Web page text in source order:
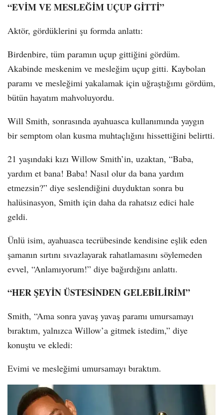
“EVİM VE MESLEĞİM UÇUP GİTTİ”
Aktör, gördüklerini şu formda anlattı:
Birdenbire, tüm paramın uçup gittiğini gördüm.
Akabinde meskenim ve mesleğim uçup gitti. Kaybolan
paramı ve mesleğimi yakalamak için uğraştığımı gördüm,
bütün hayatım mahvoluyordu.
Will Smith, sonrasında ayahuasca kullanımında yaygın
bir semptom olan kusma muhtaçlığını hissettiğini belirtti.
21 yaşındaki kızı Willow Smith’in, uzaktan, “Baba,
yardım et bana! Baba! Nasıl olur da bana yardım
etmezsin?” diye seslendiğini duyduktan sonra bu
halüsinasyon, Smith için daha da rahatsız edici hale
geldi.
Ünlü isim, ayahuasca tecrübesinde kendisine eşlik eden
şamanın sırtını sıvazlayarak rahatlamasını söylemeden
evvel, “Anlamıyorum!” diye bağırdığını anlattı.
“HER ŞEYİN ÜSTESİNDEN GELEBİLİRİM”
Smith, “Ama sonra yavaş yavaş paramı umursamayı
bıraktım, yalnızca Willow’a gitmek istedim,” diye
konuştu ve ekledi:
Evimi ve mesleğimi umursamayı bıraktım.